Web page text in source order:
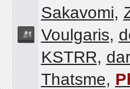
Sakavomi,
Voulgaris,
KSTRR,
Thatsme,